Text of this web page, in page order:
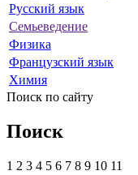
Русский язык
Семьеведение
Физика
Французский язык
Химия
Поиск по сайту
Поиск
1 2 3 4 5 6 7 8 9 10 11